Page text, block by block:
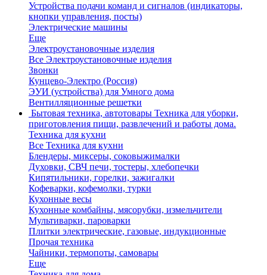
Устройства подачи команд и сигналов (индикаторы,
кнопки управления, посты)
Электрические машины
Еще
Электроустановочные изделия
Все Электроустановочные изделия
Звонки
Кунцево-Электро (Россия)
ЭУИ (устройства) для Умного дома
Вентилляционные решетки
Бытовая техника, автотовары Техника для уборки,
приготовления пищи, развлечений и работы дома.
Техника для кухни
Все Техника для кухни
Блендеры, миксеры, соковыжималки
Духовки, СВЧ печи, тостеры, хлебопечки
Кипятильники, горелки, зажигалки
Кофеварки, кофемолки, турки
Кухонные весы
Кухонные комбайны, мясорубки, измельчители
Мультиварки, пароварки
Плитки электрические, газовые, индукционные
Прочая техника
Чайники, термопоты, самовары
Еще